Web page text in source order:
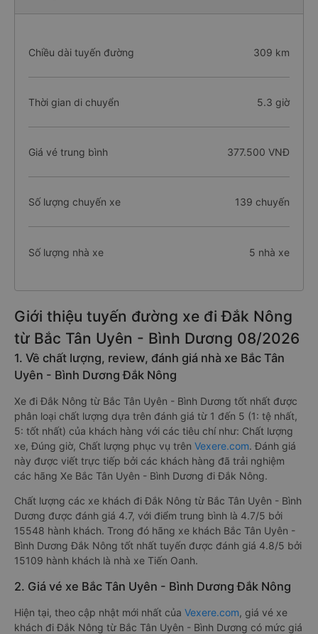
Chiều dài tuyến đường 309 km
Thời gian di chuyển 5.3 giờ
Giá vé trung bình 377.500 VNĐ
Số lượng chuyến xe 139 chuyến
Số lượng nhà xe 5 nhà xe
Giới thiệu tuyến đường xe đi Đắk Nông
từ Bắc Tân Uyên - Bình Dương 08/2026
1. Về chất lượng, review, đánh giá nhà xe Bắc Tân
Uyên - Bình Dương Đắk Nông
Xe đi Đắk Nông từ Bắc Tân Uyên - Bình Dương tốt nhất được
phân loại chất lượng dựa trên đánh giá từ 1 đến 5 (1: tệ nhất,
5: tốt nhất) của khách hàng với các tiêu chí như: Chất lượng
xe, Đúng giờ, Chất lượng phục vụ trên Vexere.com. Đánh giá
này được viết trực tiếp bởi các khách hàng đã trải nghiệm
các hãng Xe Bắc Tân Uyên - Bình Dương đi Đắk Nông.
Chất lượng các xe khách đi Đắk Nông từ Bắc Tân Uyên - Bình
Dương được đánh giá 4.7, với điểm trung bình là 4.7/5 bởi
15548 hành khách. Trong đó hãng xe khách Bắc Tân Uyên -
Bình Dương Đắk Nông tốt nhất tuyến được đánh giá 4.8/5 bởi
15109 hành khách là nhà xe Tiến Oanh.
2. Giá vé xe Bắc Tân Uyên - Bình Dương Đắk Nông
Hiện tại, theo cập nhật mới nhất của Vexere.com, giá vé xe
khách đi Đắk Nông từ Bắc Tân Uyên - Bình Dương có mức giá